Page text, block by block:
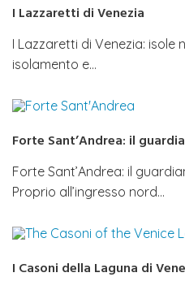
I Lazzaretti di Venezia
I Lazzaretti di Venezia: isole
isolamento e…
Forte Sant’Andrea: il
Forte Sant’Andrea: il
Proprio all’ingresso nord…
I Casoni della Laguna di